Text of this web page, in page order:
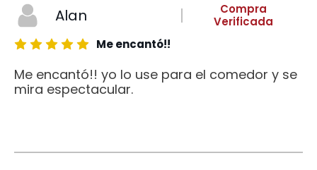
Alan
Compra
Verificada
Me encantó!!
Me encantó!! yo lo use para el comedor y se
mira espectacular.